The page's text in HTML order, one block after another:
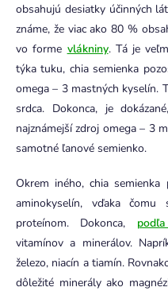
obsahujú desiatky účinných
známe, že viac ako 80 %
vo forme vlákniny. Tá je
týka tuku, chia semienka
omega – 3 mastných kyselín.
srdca. Dokonca, je
najznámejší zdroj omega – 3
samotné ľanové semienko.
Okrem iného, chia semienka
aminokyselín, vďaka
proteínom. Dokonca,
vitamínov a minerálov.
železo, niacín a tiamín.
dôležité minerály ako